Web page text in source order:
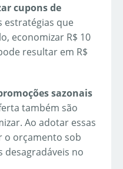
cupons de
estratégias que
economizar R$ 10
resultar em R$
sazonais
também são
Ao adotar essas
o orçamento sob
desagradáveis no